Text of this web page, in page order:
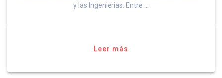
y las Ingenierias. Entre …
Leer más